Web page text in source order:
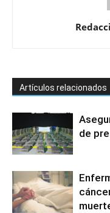
Artículos relacionados
de